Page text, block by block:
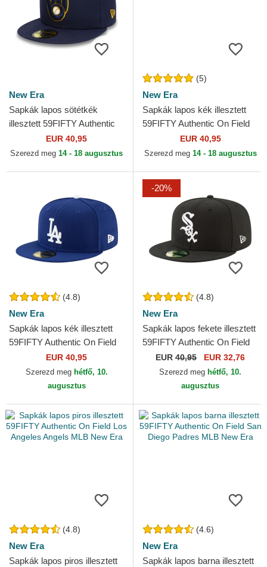
New Era
Sapkák lapos sötétkék
illesztett 59FIFTY Authentic
On Field Milwaukee Brewers
MLB New Era
EUR 40,95
Szerezd meg 14 - 18 augusztus
(5)
New Era
Sapkák lapos kék illesztett
59FIFTY Authentic On Field
Kansas City Royals MLB
New Era
EUR 40,95
Szerezd meg 14 - 18 augusztus
(4.8)
New Era
Sapkák lapos kék illesztett
59FIFTY Authentic On Field
Game Los Angeles Dodgers
MLB New Era
EUR 40,95
Szerezd meg hétfő, 10.
augusztus
-20%
(4.8)
New Era
Sapkák lapos fekete illesztett
59FIFTY Authentic On Field
Game Chicago White Sox
MLB New Era
EUR 40,95 EUR 32,76
Szerezd meg hétfő, 10.
augusztus
(4.8)
New Era
Sapkák lapos piros illesztett
(4.6)
New Era
Sapkák lapos barna illesztett